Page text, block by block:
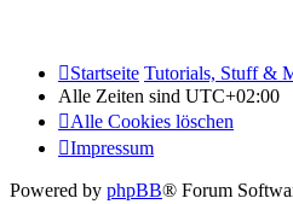
Startseite Tutorials, Stuff &
Alle Zeiten sind UTC+02:00
Alle Cookies löschen
Impressum
Powered by phpBB® Forum